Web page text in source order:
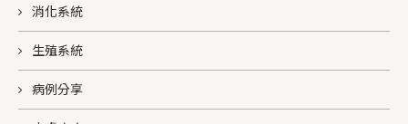
消化系統
生殖系統
病例分享